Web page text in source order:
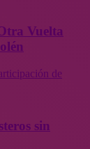
Vuelta
de
sin